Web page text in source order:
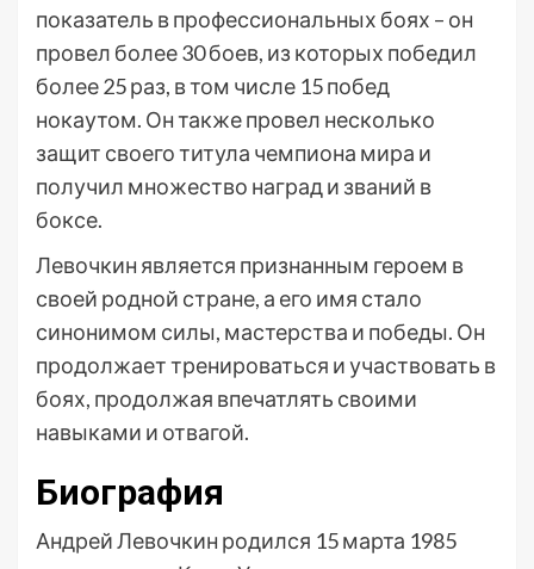
показатель в профессиональных боях – он
провел более 30 боев, из которых победил
более 25 раз, в том числе 15 побед
нокаутом. Он также провел несколько
защит своего титула чемпиона мира и
получил множество наград и званий в
боксе.
Левочкин является признанным героем в
своей родной стране, а его имя стало
синонимом силы, мастерства и победы. Он
продолжает тренироваться и участвовать в
боях, продолжая впечатлять своими
навыками и отвагой.
Биография
Андрей Левочкин родился 15 марта 1985